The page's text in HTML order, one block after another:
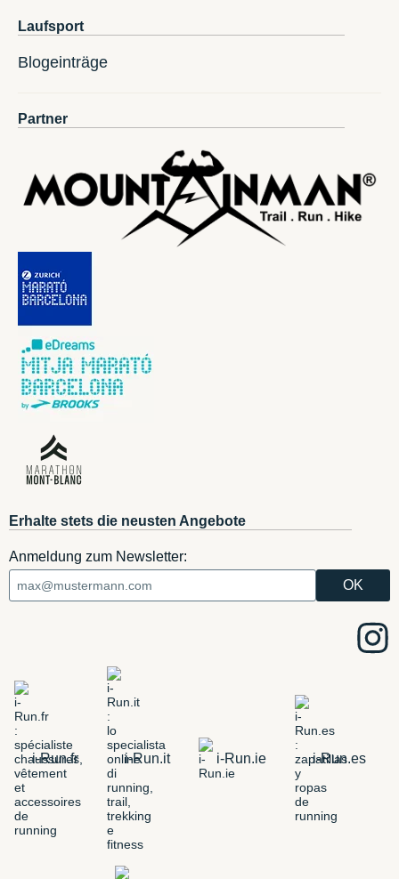
Laufsport
Blogeinträge
Partner
Erhalte stets die neusten Angebote
Anmeldung zum Newsletter:
i-Run.fr i-Run.it i-Run.ie i-Run.es